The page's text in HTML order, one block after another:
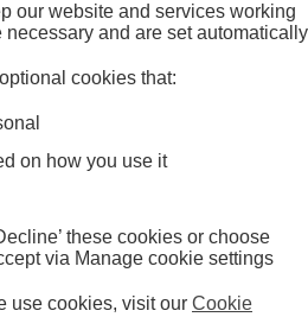
our website and services working
and are set
cookies that:
on how you use it
these cookies or choose
via Manage cookie settings
use cookies, visit our Cookie